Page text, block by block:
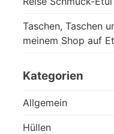
Taschen, Taschen
meinem Shop auf
Kategorien
Allgemein
Hüllen